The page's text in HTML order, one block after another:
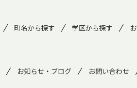
町名から探す 学区から探す
お知らせ・ブログ お問い合わせ